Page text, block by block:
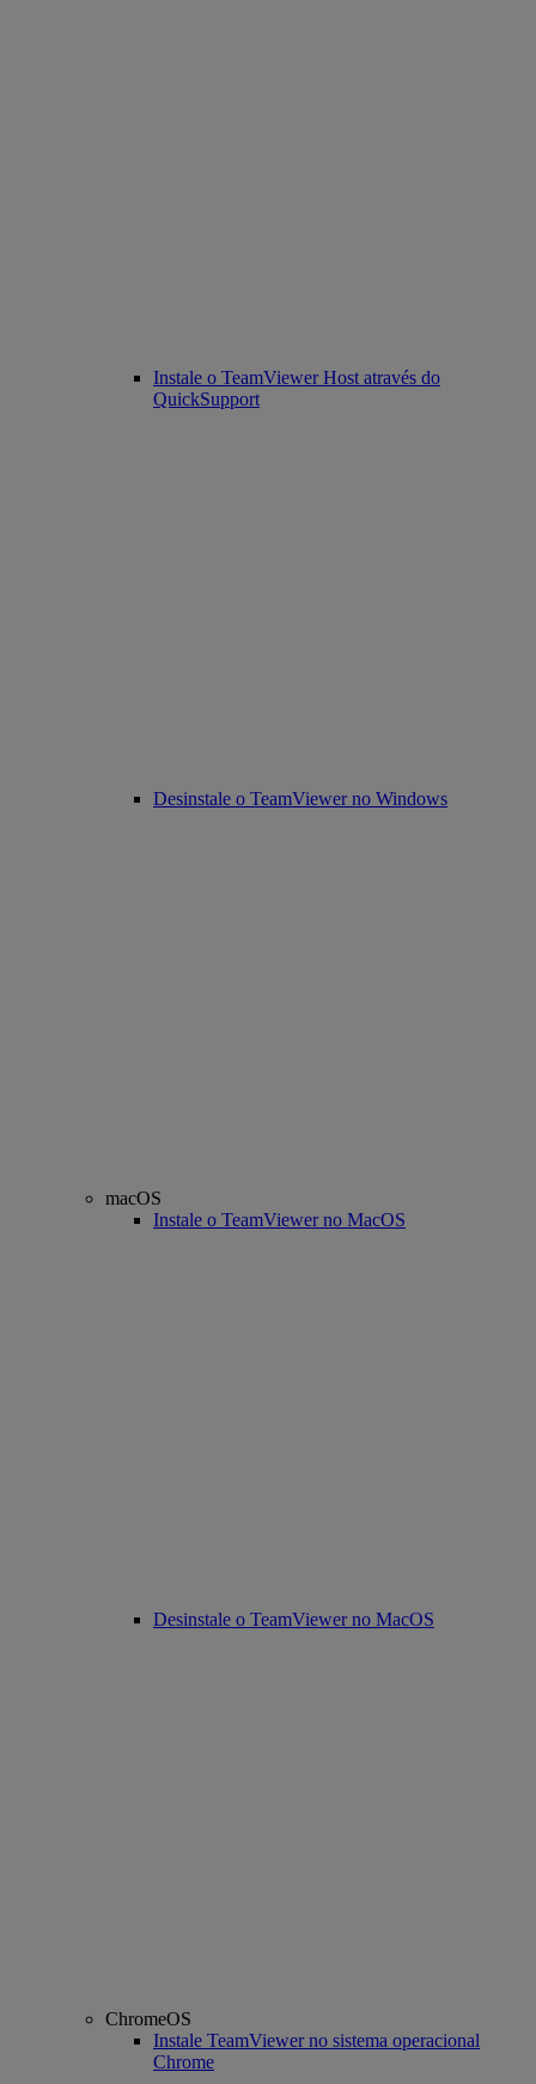
Instale o TeamViewer Host através do
QuickSupport
Desinstale o TeamViewer no Windows
macOS
Instale o TeamViewer no MacOS
Desinstale o TeamViewer no MacOS
ChromeOS
Instale TeamViewer no sistema operacional
Chrome